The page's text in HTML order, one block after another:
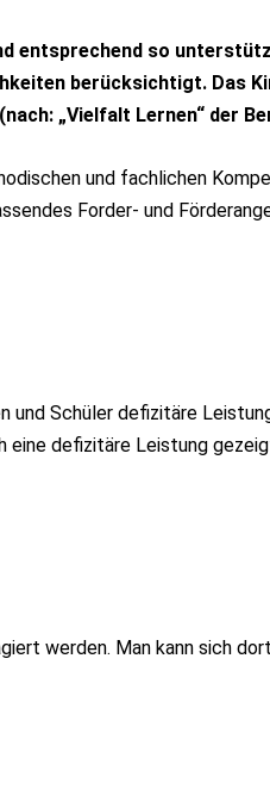
entsprechend so
berücksichtigt. Das
„Vielfalt Lernen“ der
und fachlichen
Forder- und
und Schüler defizitäre
eine defizitäre Leistung
werden. Man kann sich